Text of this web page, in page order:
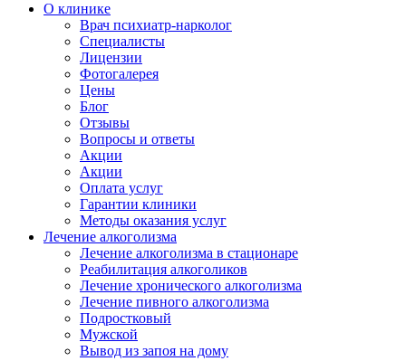
О клинике
Врач психиатр-нарколог
Специалисты
Лицензии
Фотогалерея
Цены
Блог
Отзывы
Вопросы и ответы
Акции
Акции
Оплата услуг
Гарантии клиники
Методы оказания услуг
Лечение алкоголизма
Лечение алкоголизма в стационаре
Реабилитация алкоголиков
Лечение хронического алкоголизма
Лечение пивного алкоголизма
Подростковый
Мужской
Вывод из запоя на дому